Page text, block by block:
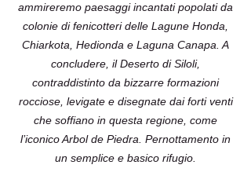
ammireremo paesaggi incantati popolati da
colonie di fenicotteri delle Lagune Honda,
Chiarkota, Hedionda e Laguna Canapa. A
concludere, il Deserto di Siloli,
contraddistinto da bizzarre formazioni
rocciose, levigate e disegnate dai forti venti
che soffiano in questa regione, come
l’iconico Arbol de Piedra. Pernottamento in
un semplice e basico rifugio.